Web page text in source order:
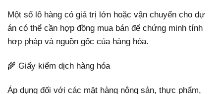
Một số lô hàng có giá trị lớn hoặc vận chuyển cho dự
án có thể cần hợp đồng mua bán để chứng minh tính
hợp pháp và nguồn gốc của hàng hóa.
🌾 Giấy kiểm dịch hàng hóa
Áp dụng đối với các mặt hàng nông sản, thực phẩm,